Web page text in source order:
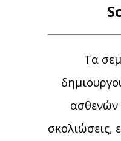
Τα
ασθενών
σκολιώσεις,